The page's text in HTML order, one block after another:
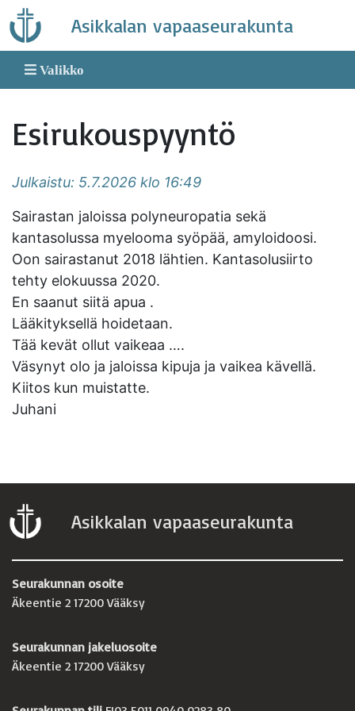
Skip
to
content
Asikkalan vapaaseurakunta
Valikko
Esirukouspyyntö
Julkaistu: 5.7.2026 klo 16:49
Sairastan jaloissa polyneuropatia sekä
kantasolussa myelooma syöpää, amyloidoosi.
Oon sairastanut 2018 lähtien. Kantasolusiirto
tehty elokuussa 2020.
En saanut siitä apua .
Lääkityksellä hoidetaan.
Tää kevät ollut vaikeaa ….
Väsynyt olo ja jaloissa kipuja ja vaikea kävellä.
Kiitos kun muistatte.
Juhani
Asikkalan vapaaseurakunta
Seurakunnan osoite
Äkeentie 2 17200 Vääksy
Seurakunnan jakeluosoite
Äkeentie 2 17200 Vääksy